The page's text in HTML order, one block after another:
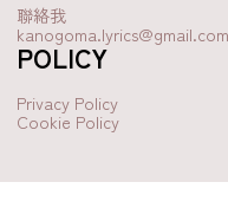
聯絡我
kanogoma.lyrics@gmail.com
POLICY
Privacy Policy
Cookie Policy